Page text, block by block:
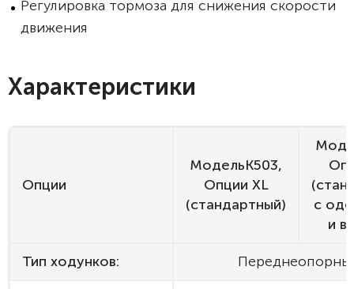
Регулировка тормоза для снижения скорости
движения
Характеристики
Опции
МодельК503,
Опции XL
(стандартный)
с
и
Тип ходунков: